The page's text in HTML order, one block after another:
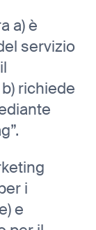
a) è
servizio
richiede
i
e